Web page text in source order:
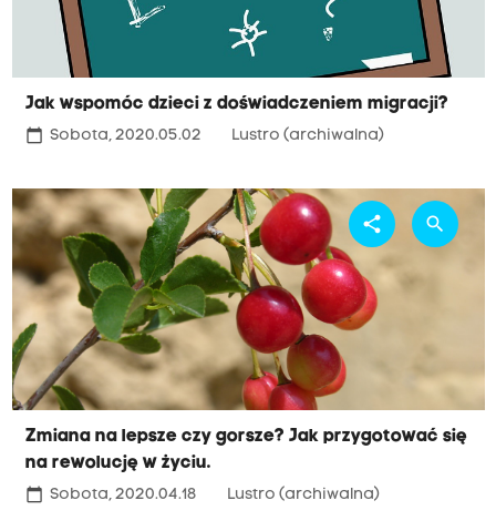
Jak wspomóc dzieci z doświadczeniem migracji?
calendar_today Sobota, 2020.05.02 Lustro (archiwalna)
Zmiana na lepsze czy gorsze? Jak przygotować się
na rewolucję w życiu.
calendar_today Sobota, 2020.04.18 Lustro (archiwalna)
share search